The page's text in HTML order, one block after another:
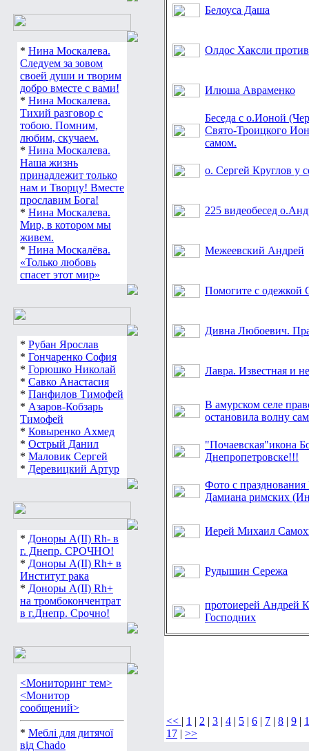
* Нина Москалева.
Следуем за зовом
своей души и творим
добро вместе с вами!
* Нина Москалева.
Тихий разговор с
тобою. Помним,
любим, скучаем.
* Нина Москалева.
Наша жизнь
принадлежит только
нам и Творцу! Вместе
прославим Бога!
* Нина Москалева.
Мир, в котором мы
живем.
* Нина Москалёва.
«Только любовь
спасет этот мир»
* Рубан Ярослав
* Гончаренко София
* Горюшко Николай
* Савко Анастасия
* Панфилов Тимофей
* Азаров-Кобзарь
Тимофей
* Ковыренко Ахмед
* Острый Данил
* Маловик Сергей
* Деревицкий Артур
* Доноры А(ІІ) Rh- в
г. Днепр. СРОЧНО!
* Доноры А(ІІ) Rh+ в
Институт рака
* Доноры А(ІІ) Rh+
на тромбокончентрат
в г.Днепр. Срочно!
<Мониторинг тем>
<Монитор
сообщений>
* Меблі для дитячої
від Chado
Белоуса Даша
Олдос Хаксли
Илюша Авраменко
Беседа с о.Ионой
Свято-Троицкого
самом.
о. Сергей Круглов у
225 видеобесед
Межеевский Андрей
Помогите с одежкой
Дивна Любоевич.
Лавра. Известная и
В амурском селе
остановила волну
"Почаевская"икона
Днепропетровске!!!
Фото с
Дамиана римских
Иерей Михаил
Рудышин Сережа
протоиерей Андрей
Господних
<< | 1 | 2 | 3 | 4 | 5 | 6 | 7 | 8 | 9 |
17 | >>